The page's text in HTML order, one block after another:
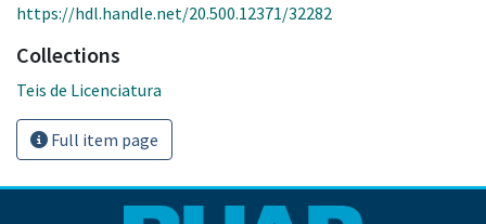
https://hdl.handle.net/20.500.12371/32282
Collections
Teis de Licenciatura
Full item page